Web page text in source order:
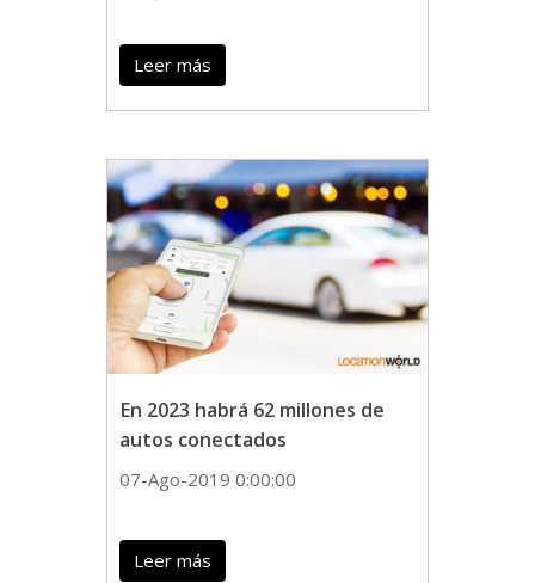
Leer más
En 2023 habrá 62 millones de
autos conectados
07-Ago-2019 0:00:00
Leer más